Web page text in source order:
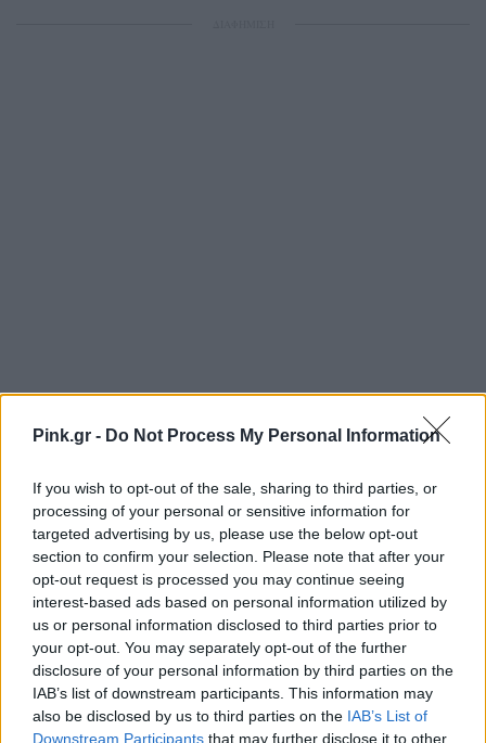
Pink.gr - Do Not Process My Personal Information
If you wish to opt-out of the sale, sharing to third parties, or
processing of your personal or sensitive information for
targeted advertising by us, please use the below opt-out
section to confirm your selection. Please note that after your
opt-out request is processed you may continue seeing
interest-based ads based on personal information utilized by
us or personal information disclosed to third parties prior to
your opt-out. You may separately opt-out of the further
disclosure of your personal information by third parties on the
IAB’s list of downstream participants. This information may
also be disclosed by us to third parties on the IAB’s List of
Downstream Participants that may further disclose it to other
Ακολουθήστε το Pink.gr στοGoogle Newsκαι
μάθετε πρώτοι τα πιο hot νέα.
Ακολουθήστε το Pink.gr και στοInstagram